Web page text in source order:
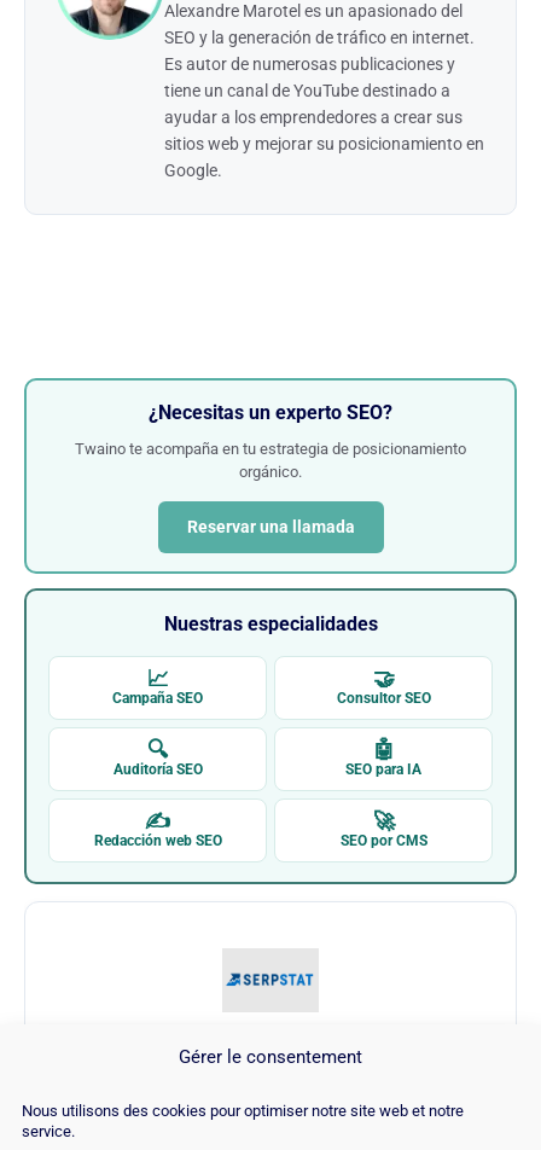
Gérer le consentement
Nous utilisons des cookies pour optimiser notre site web et notre
service.
Alexandre Marotel es un apasionado del
SEO y la generación de tráfico en internet.
Es autor de numerosas publicaciones y
tiene un canal de YouTube destinado a
ayudar a los emprendedores a crear sus
sitios web y mejorar su posicionamiento en
Google.
¿Necesitas un experto SEO?
Twaino te acompaña en tu estrategia de posicionamiento
orgánico.
Reservar una llamada
Nuestras especialidades
📈
Campaña SEO
🤝
Consultor SEO
🔍
Auditoría SEO
🤖
SEO para IA
✍
Redacción web SEO
🚀
SEO por CMS